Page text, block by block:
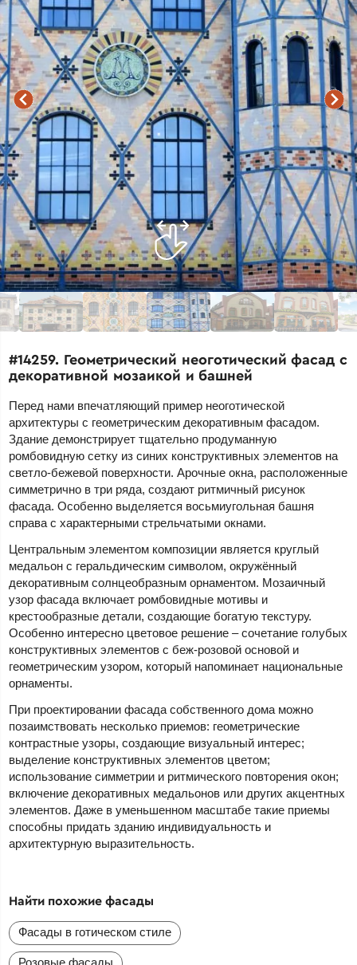
#14259. Геометрический неоготический фасад с
декоративной мозаикой и башней
Перед нами впечатляющий пример неоготической
архитектуры с геометрическим декоративным фасадом.
Здание демонстрирует тщательно продуманную
ромбовидную сетку из синих конструктивных элементов на
светло-бежевой поверхности. Арочные окна, расположенные
симметрично в три ряда, создают ритмичный рисунок
фасада. Особенно выделяется восьмиугольная башня
справа с характерными стрельчатыми окнами.
Центральным элементом композиции является круглый
медальон с геральдическим символом, окружённый
декоративным солнцеобразным орнаментом. Мозаичный
узор фасада включает ромбовидные мотивы и
крестообразные детали, создающие богатую текстуру.
Особенно интересно цветовое решение – сочетание голубых
конструктивных элементов с беж-розовой основой и
геометрическим узором, который напоминает национальные
орнаменты.
При проектировании фасада собственного дома можно
позаимствовать несколько приемов: геометрические
контрастные узоры, создающие визуальный интерес;
выделение конструктивных элементов цветом;
использование симметрии и ритмического повторения окон;
включение декоративных медальонов или других акцентных
элементов. Даже в уменьшенном масштабе такие приемы
способны придать зданию индивидуальность и
архитектурную выразительность.
Найти похожие фасады
Фасады в готическом стиле
Розовые фасады